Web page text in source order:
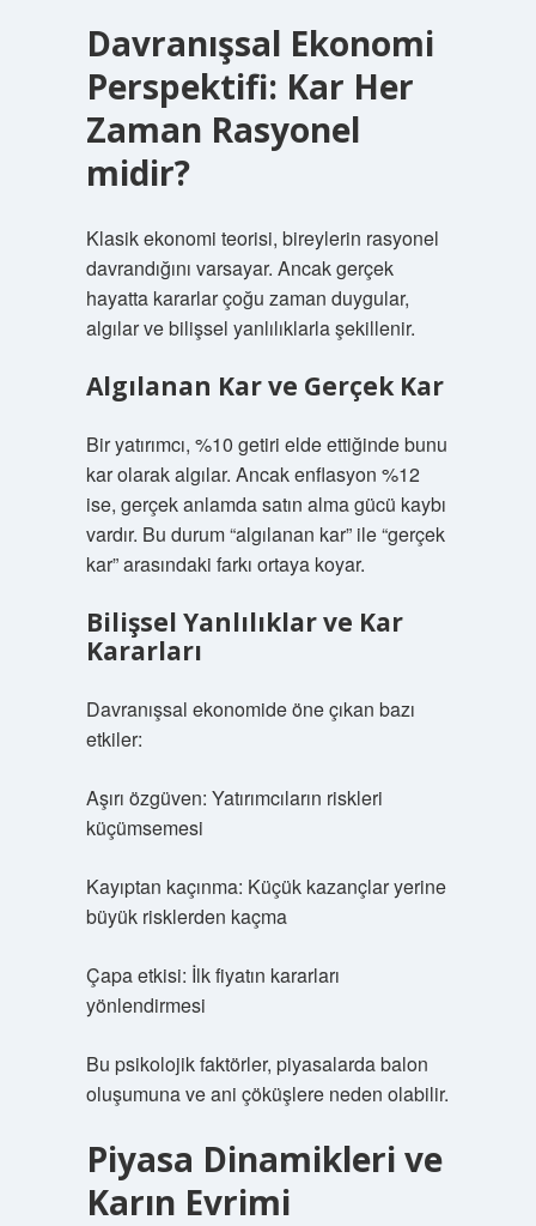
Davranışsal Ekonomi
Perspektifi: Kar Her
Zaman Rasyonel
midir?
Klasik ekonomi teorisi, bireylerin rasyonel
davrandığını varsayar. Ancak gerçek
hayatta kararlar çoğu zaman duygular,
algılar ve bilişsel yanlılıklarla şekillenir.
Algılanan Kar ve Gerçek Kar
Bir yatırımcı, %10 getiri elde ettiğinde bunu
kar olarak algılar. Ancak enflasyon %12
ise, gerçek anlamda satın alma gücü kaybı
vardır. Bu durum “algılanan kar” ile “gerçek
kar” arasındaki farkı ortaya koyar.
Bilişsel Yanlılıklar ve Kar
Kararları
Davranışsal ekonomide öne çıkan bazı
etkiler:
Aşırı özgüven: Yatırımcıların riskleri
küçümsemesi
Kayıptan kaçınma: Küçük kazançlar yerine
büyük risklerden kaçma
Çapa etkisi: İlk fiyatın kararları
yönlendirmesi
Bu psikolojik faktörler, piyasalarda balon
oluşumuna ve ani çöküşlere neden olabilir.
Piyasa Dinamikleri ve
Karın Evrimi